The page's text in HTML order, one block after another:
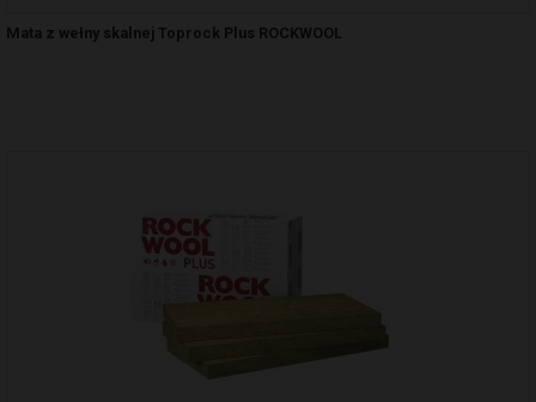
Mata z wełny skalnej Toprock Plus ROCKWOOL